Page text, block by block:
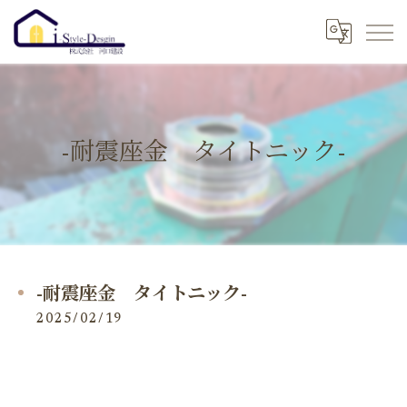
-耐震座金 タイトニック-
-耐震座金 タイトニック-
2025/02/19